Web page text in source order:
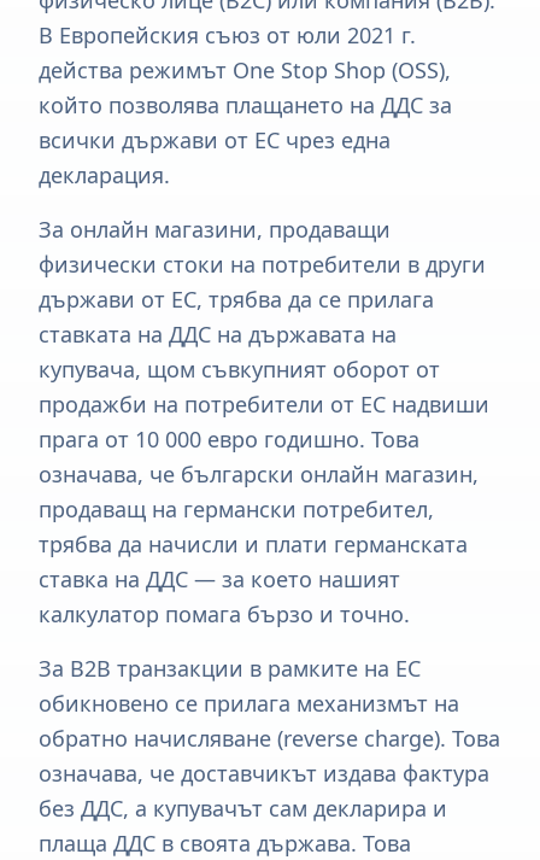
В Европейския съюз от юли 2021 г.
действа режимът One Stop Shop (OSS),
който позволява плащането на ДДС за
всички държави от ЕС чрез една
декларация.
За онлайн магазини, продаващи
физически стоки на потребители в други
държави от ЕС, трябва да се прилага
ставката на ДДС на държавата на
купувача, щом съвкупният оборот от
продажби на потребители от ЕС надвиши
прага от 10 000 евро годишно. Това
означава, че български онлайн магазин,
продаващ на германски потребител,
трябва да начисли и плати германската
ставка на ДДС — за което нашият
калкулатор помага бързо и точно.
За B2B транзакции в рамките на ЕС
обикновено се прилага механизмът на
обратно начисляване (reverse charge). Това
означава, че доставчикът издава фактура
без ДДС, а купувачът сам декларира и
плаща ДДС в своята държава. Това